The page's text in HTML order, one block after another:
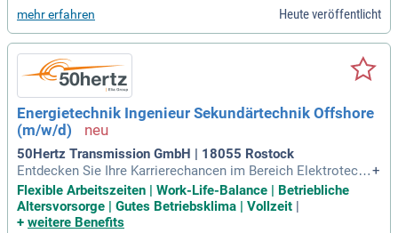
ücksichtigen. Zudem leiten Sie die Konfiguration von schutz
- und leittechnischen Einrichtungen und sorgen für eine reib
ungslose Instandhaltung der Umspannwerkstechnik. Fehler
analysen und Störungsbeseitigungen in der Sekundärtechnik
sind ebenso Teil Ihrer Aufgaben. Sie optimieren Instandhalt
ungsstrategien und nehmen komplexe Funktionsproben vor.
Werden Sie Teil eines innovativen Teams, das für die Energi
ezukunft Deutschlands steht.
mehr erfahren Heute veröffentlicht
Energietechnik Ingenieur Sekundärtechnik Offshore
(m/w/d)
50Hertz Transmission GmbH | 18055 Rostock
Entdecken Sie Ihre Karrierechancen im Bereich Elektrotechn
ik und Energietechnik! Mit einem abgeschlossenen Studium
und fundierten Kenntnissen im Betrieb von Höchstspannung
sanlagen bieten wir Ihnen eine spannende Position. Genieße
+
Flexible Arbeitszeiten | Work-Life-Balance | Betriebliche
Altersvorsorge | Gutes Betriebsklima | Vollzeit |
+ weitere Benefits